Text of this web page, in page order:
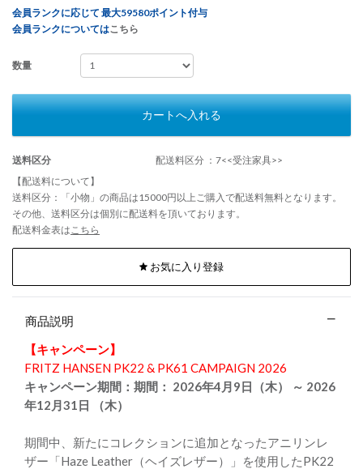
会員ランクに応じて 最大59580ポイント付与
会員ランクについてはこちら
数量
カートへ入れる
送料区分
配送料区分 ：7<<受注家具>>
【配送料について】
送料区分：「小物」の商品は15000円以上ご購入で配送料無料となります。
その他、送料区分は個別に配送料を頂いております。
配送料金表は こちら
お気に入り登録
商品説明
【キャンペーン】
FRITZ HANSEN PK22 & PK61 CAMPAIGN 2026
キャンペーン期間：期間： 2026年4月9日（木） ～ 2026
年12月31日 （木）
期間中、新たにコレクションに追加となったアニリンレ
ザー「Haze Leather（ヘイズレザー）」を使用したPK22